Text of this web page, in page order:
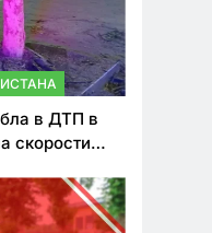
в ДТП в
скорости